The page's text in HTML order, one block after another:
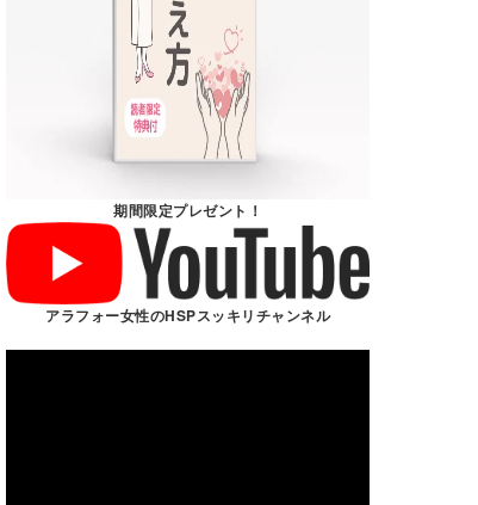
期間限定プレゼント！
アラフォー女性のHSPスッキリチャンネル